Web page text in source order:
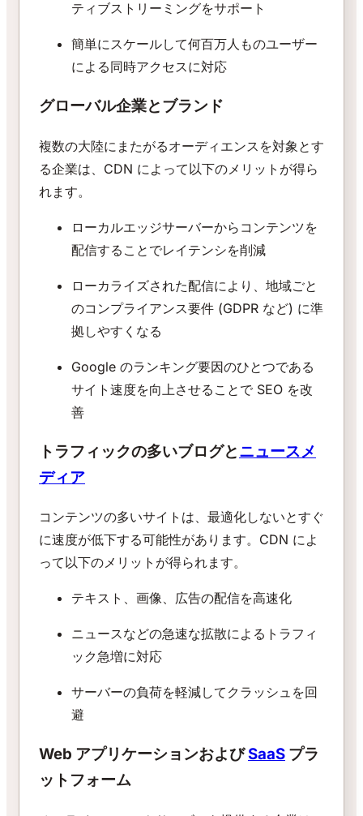
ティブストリーミングをサポート
簡単にスケールして何百万人ものユーザー
による同時アクセスに対応
グローバル企業とブランド
複数の大陸にまたがるオーディエンスを対象とす
る企業は、CDN によって以下のメリットが得ら
れます。
ローカルエッジサーバーからコンテンツを
配信することでレイテンシを削減
ローカライズされた配信により、地域ごと
のコンプライアンス要件 (GDPR など) に準
拠しやすくなる
Google のランキング要因のひとつである
サイト速度を向上させることで SEO を改
善
トラフィックの多いブログとニュースメ
ディア
コンテンツの多いサイトは、最適化しないとすぐ
に速度が低下する可能性があります。CDN によ
って以下のメリットが得られます。
テキスト、画像、広告の配信を高速化
ニュースなどの急速な拡散によるトラフィ
ック急増に対応
サーバーの負荷を軽減してクラッシュを回
避
Web アプリケーションおよびSaaS プラ
ットフォーム